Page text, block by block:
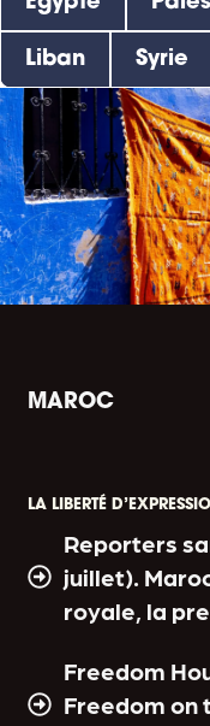
Liban Syrie
MAROC
LA LIBERTÉ
Reporters
juillet).
royale, la
Freedom
Freedom on